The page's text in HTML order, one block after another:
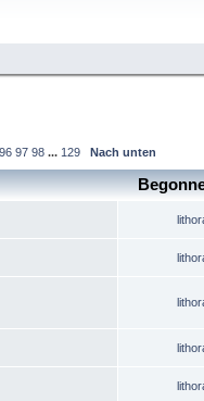
96 97 98 ... 129 Nach unten